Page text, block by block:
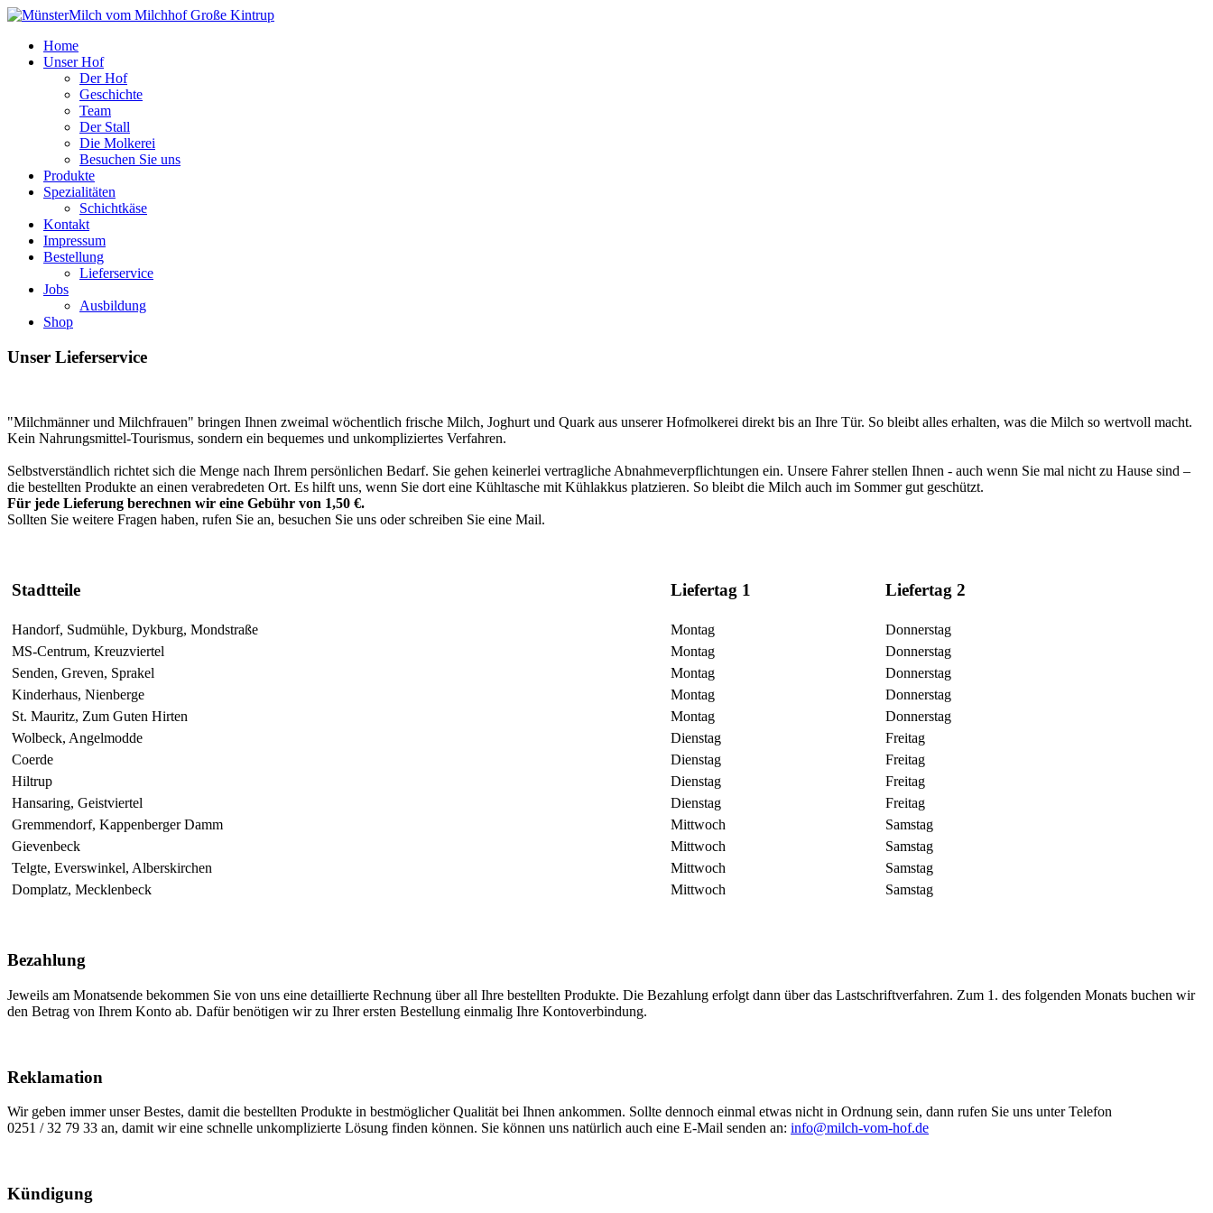
Home
Unser Hof
Der Hof
Geschichte
Team
Der Stall
Die Molkerei
Besuchen Sie uns
Produkte
Spezialitäten
Schichtkäse
Kontakt
Impressum
Bestellung
Lieferservice
Jobs
Ausbildung
Shop
Unser Lieferservice
"Milchmänner und Milchfrauen" bringen Ihnen zweimal wöchentlich frische Milch, Joghurt und Quark aus unserer Hofmolkerei direkt bis an Ihre Tür. So bleibt alles erhalten, was die Milch so wertvoll macht.
Kein Nahrungsmittel-Tourismus, sondern ein bequemes und unkompliziertes Verfahren.
Selbstverständlich richtet sich die Menge nach Ihrem persönlichen Bedarf. Sie gehen keinerlei vertragliche Abnahmeverpflichtungen ein. Unsere Fahrer stellen Ihnen - auch wenn Sie mal nicht zu Hause sind –
die bestellten Produkte an einen verabredeten Ort. Es hilft uns, wenn Sie dort eine Kühltasche mit Kühlakkus platzieren. So bleibt die Milch auch im Sommer gut geschützt.
Für jede Lieferung berechnen wir eine Gebühr von 1,50 €.
Sollten Sie weitere Fragen haben, rufen Sie an, besuchen Sie uns oder schreiben Sie eine Mail.
Stadtteile Liefertag 1 Liefertag 2
Handorf, Sudmühle, Dykburg, Mondstraße Montag
Donnerstag
MS-Centrum, Kreuzviertel
Montag
Donnerstag
Senden, Greven, Sprakel
Montag
Donnerstag
Kinderhaus, Nienberge
Montag
Donnerstag
St. Mauritz, Zum Guten Hirten
Montag
Donnerstag
Wolbeck, Angelmodde
Dienstag
Freitag
Coerde
Dienstag
Freitag
Hiltrup
Dienstag
Freitag
Hansaring, Geistviertel
Dienstag
Freitag
Gremmendorf, Kappenberger Damm
Mittwoch
Samstag
Gievenbeck
Mittwoch
Samstag
Telgte, Everswinkel, Alberskirchen
Mittwoch
Samstag
Domplatz, Mecklenbeck
Mittwoch Samstag
Bezahlung
Jeweils am Monatsende bekommen Sie von uns eine detaillierte Rechnung über all Ihre bestellten Produkte. Die Bezahlung erfolgt dann über das Lastschriftverfahren. Zum 1. des folgenden Monats buchen wir
den Betrag von Ihrem Konto ab. Dafür benötigen wir zu Ihrer ersten Bestellung einmalig Ihre Kontoverbindung.
Reklamation
Wir geben immer unser Bestes, damit die bestellten Produkte in bestmöglicher Qualität bei Ihnen ankommen. Sollte dennoch einmal etwas nicht in Ordnung sein, dann rufen Sie uns unter Telefon
0251 / 32 79 33 an, damit wir eine schnelle unkomplizierte Lösung finden können. Sie können uns natürlich auch eine E-Mail senden an: info@milch-vom-hof.de
Kündigung